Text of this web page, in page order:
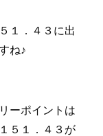
１．４３に出
ね♪
ーポイントは
５１．４３が